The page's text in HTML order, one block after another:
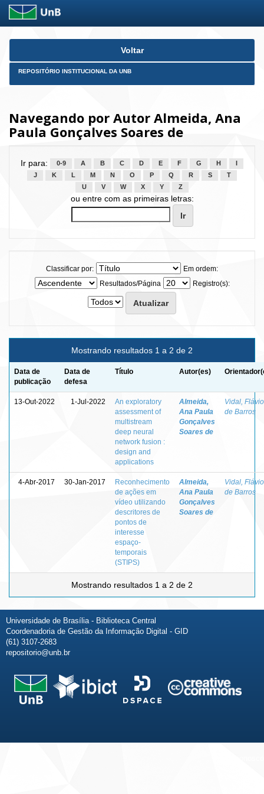
Skip
Voltar
REPOSITÓRIO INSTITUCIONAL DA UNB
Navegando por Autor Almeida, Ana
Paula Gonçalves Soares de
Ir para: 0-9 A B C D E F G H
J
K L M N O P Q R S
T
U
V W X Y Z
ou entre com as primeiras letras:
Classificar por:
Em ordem:
Resultados/Página
Registro(s):
Mostrando resultados 1 a 2 de 2
Data de
publicação
Data de
defesa
Título Autor(es)
13-Out-2022 1-Jul-2022
An exploratory
assessment of
multistream
deep neural
network fusion :
design and
applications
Almeida,
Ana Paula
Gonçalves
Soares de
Vidal, Flávio
de Barros
4-Abr-2017 30-Jan-2017
Reconhecimento
de ações em
vídeo utilizando
descritores de
pontos de
interesse
espaço-
temporais
(STIPS)
Almeida,
Ana Paula
Gonçalves
Soares de
Vidal, Flávio
de Barros
Mostrando resultados 1 a 2 de 2
Universidade de Brasília - Biblioteca Central
Coordenadoria de Gestão da Informação Digital - GID
(61) 3107-2683
repositorio@unb.br